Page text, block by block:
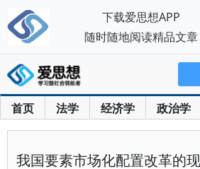
首页 法学 经济学 政治学
我国要素市场化配置改革的
下载爱思想APP
随时随地阅读精品文章